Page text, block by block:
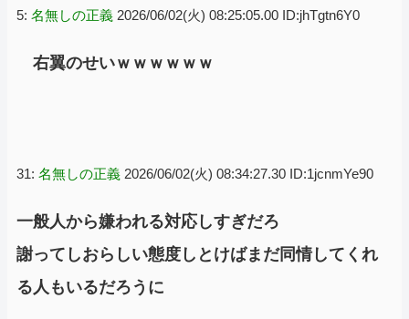
5: 名無しの正義 2026/06/02(火) 08:25:05.00 ID:jhTgtn6Y0
右翼のせいｗｗｗｗｗｗ
31: 名無しの正義 2026/06/02(火) 08:34:27.30 ID:1jcnmYe90
一般人から嫌われる対応しすぎだろ
謝ってしおらしい態度しとけばまだ同情してくれ
る人もいるだろうに